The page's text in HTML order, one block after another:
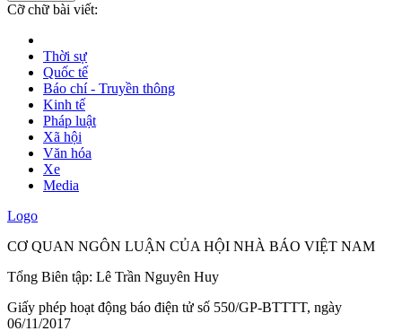
Cỡ chữ bài viết:
Thời sự
Quốc tế
Báo chí - Truyền thông
Kinh tế
Pháp luật
Xã hội
Văn hóa
Xe
Media
Logo
CƠ QUAN NGÔN LUẬN CỦA HỘI NHÀ BÁO VIỆT NAM
Tổng Biên tập: Lê Trần Nguyên Huy
Giấy phép hoạt động báo điện tử số 550/GP-BTTTT, ngày
06/11/2017